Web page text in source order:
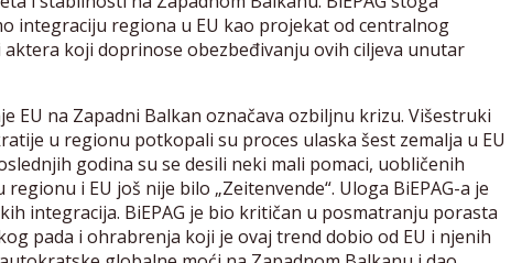
integraciju regiona u EU kao projekat od centralnog
aktera koji doprinose obezbeđivanju ovih ciljeva unutar
EU na Zapadni Balkan označava ozbiljnu krizu. Višestruki
u regionu potkopali su proces ulaska šest zemalja u EU
godina su se desili neki mali pomaci, uobličenih
i EU još nije bilo „Zeitenvende“. Uloga BiEPAG-a je
integracija. BiEPAG je bio kritičan u posmatranju porasta
pada i ohrabrenja koji je ovaj trend dobio od EU i njenih